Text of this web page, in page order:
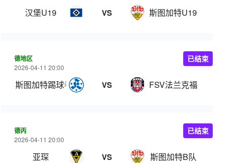
汉堡U19 VS 斯图加特U19
德地区
2026-04-11 20:00
斯图加特踢球者 VS FSV法兰克福
已结束
德丙
2026-04-11 20:00
亚琛 VS 斯图加特B队
已结束